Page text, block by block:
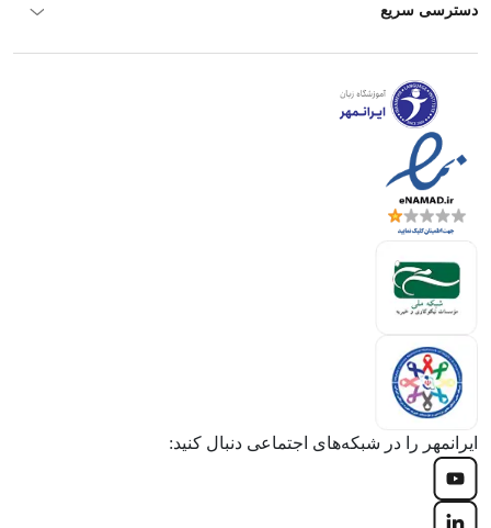
دسترسی سریع
ایرانمهر را در شبکه‌های اجتماعی دنبال کنید: